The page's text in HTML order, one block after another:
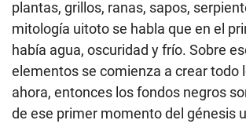
plantas, grillos, ranas, sapos,
mitología uitoto se habla que en el
había agua, oscuridad y frío. Sobre
elementos se comienza a crear todo
ahora, entonces los fondos negros
de ese primer momento del génesis